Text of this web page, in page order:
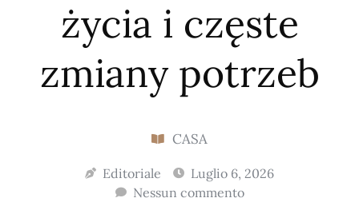
życia i częste
zmiany potrzeb
CASA
Editoriale
Luglio 6, 2026
Nessun commento